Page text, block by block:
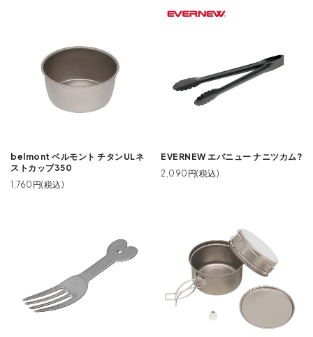
belmont ベルモント チタンULネ
ストカップ350
1,760円(税込)
EVERNEW エバニュー ナニツカム?
2,090円(税込)